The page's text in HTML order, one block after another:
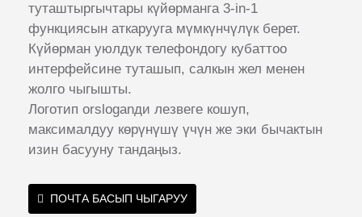
туташтыргычтары күйөрманга 3-in-1
функциясын аткарууга мүмкүнчүлүк берет.
Күйөрман уюлдук телефондогу кубаттоо
интерфейсине туташып, салкын жел менен
жолго чыгышты.
Логотип orsloganди лезвеге кошуп,
максималдуу көрүнүшү үчүн же эки бычактын
изин басууну тандаңыз.
ПОЧТА БАСЫП ЧЫГАРУУ